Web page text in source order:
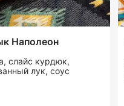
Наполеон
слайс курдюк,
лук, соус